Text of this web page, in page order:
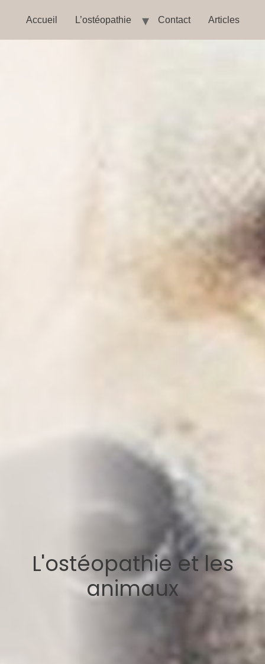
Accueil L’ostéopathie Contact Articles
L'ostéopathie et les
animaux